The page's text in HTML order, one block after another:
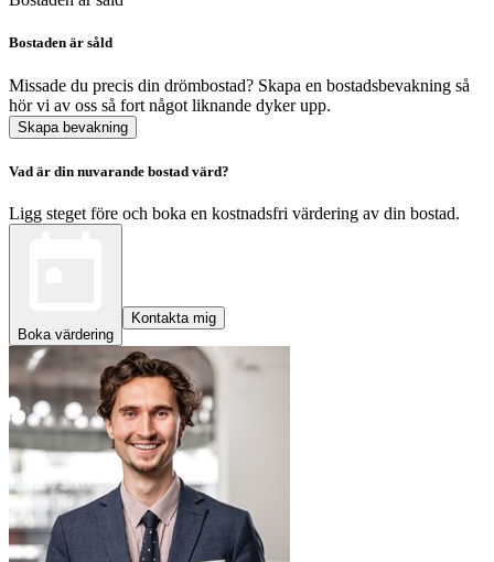
Bostaden är såld
Missade du precis din drömbostad? Skapa en bostadsbevakning så
hör vi av oss så fort något liknande dyker upp.
Skapa bevakning
Vad är din nuvarande bostad värd?
Ligg steget före och boka en kostnadsfri värdering av din bostad.
Boka värdering
Kontakta mig